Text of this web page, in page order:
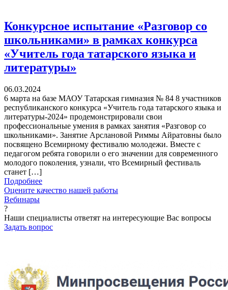
Конкурсное испытание «Разговор со
школьниками» в рамках конкурса
«Учитель года татарского языка и
литературы»
06.03.2024
6 марта на базе МАОУ Татарская гимназия № 84 8 участников
республиканского конкурса «Учитель года татарского языка и
литературы-2024» продемонстрировали свои
профессиональные умения в рамках занятия «Разговор со
школьниками». Занятие Арслановой Риммы Айратовны было
посвящено Всемирному фестивалю молодежи. Вместе с
педагогом ребята говорили о его значении для современного
молодого поколения, узнали, что Всемирный фестиваль
станет […]
Подробнее
Оцените качество нашей работы
Вебинары
?
Наши специалисты ответят на интересующие Вас вопросы
Задать вопрос